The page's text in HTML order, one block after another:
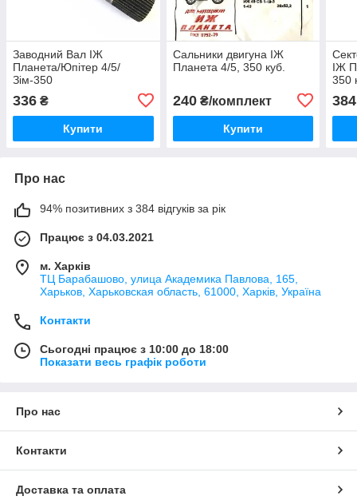
Заводний Вал ІЖ
Планета/Юпітер 4/5/
Зім-350
336 ₴
Купити
Сальники двигуна ІЖ
Планета 4/5, 350 куб.
240₴/комплект
Купити
ІЖ
350
384
Про нас
94% позитивних з 384 відгуків за рік
Працює з 04.03.2021
м. Харків
ТЦ Барабашово, улица Академика Павлова, 165,
Харьков, Харьковская область, 61000, Харків, Україна
Контакти
Сьогодні працює з 10:00 до 18:00
Показати весь графік роботи
Про нас
Контакти
Доставка та оплата